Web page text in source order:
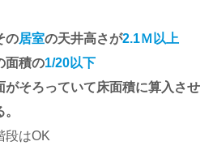
の居室の天井高さが2.1Ｍ以上
面積の1/20以下
がそろっていて床面積に算入させ
段はOK